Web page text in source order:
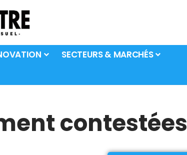
SECTEURS & MARCHÉS
contestées